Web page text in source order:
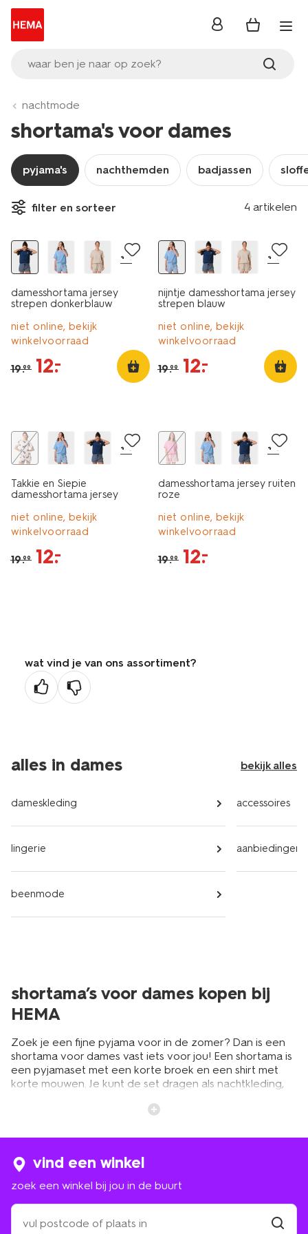
waar ben je naar op zoek?
inloggen
nachtmode
shortama's voor dames
pyjama's nachthemden badjassen
filter en sorteer 4 artikelen
sale
+4
damesshortama jersey
strepen donkerblauw
niet online, bekijk
winkelvoorraad
19.99 12.
–
+4
nijntje damesshortama jersey
strepen blauw
niet online, bekijk
winkelvoorraad
19.99 12.
–
+4
Takkie en Siepie
damesshortama jersey
niet online, bekijk
winkelvoorraad
19.99 12.
–
+4
damesshortama jersey ruiten
roze
niet online, bekijk
winkelvoorraad
19.99 12.
–
wat vind je van ons assortiment?
alles in dames bekijk alles
dameskleding
lingerie
beenmode
accessoires
aanbiedingen
shortama’s voor dames kopen bij
HEMA
Zoek je een fijne pyjama voor in de zomer? Dan is een
shortama voor dames vast iets voor jou! Een shortama is
een pyjamaset met een korte broek en een shirt met
korte mouwen. Je kunt de set dragen als nachtkleding,
zit namelijk super comfortabel! In ons online assortiment
maten en dessins. Van exemplaren met ruitjes en
rustige tint. Welke shortama klik jij in je winkelmandje?
katoenen shortama’s voor dames:
vind een winkel
zoek een winkel bij jou in de buurt
zoek
een